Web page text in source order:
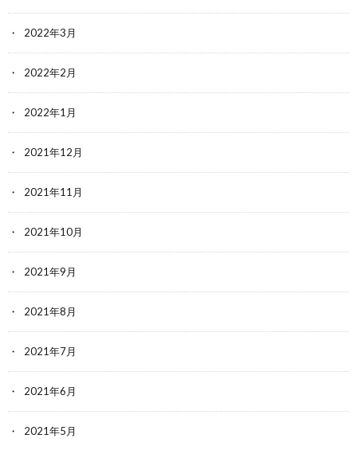
2022年3月
2022年2月
2022年1月
2021年12月
2021年11月
2021年10月
2021年9月
2021年8月
2021年7月
2021年6月
2021年5月